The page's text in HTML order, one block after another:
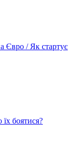
Євро / Як стартує
боятися?